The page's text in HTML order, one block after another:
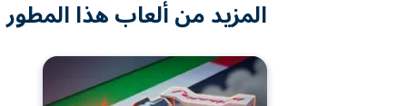
المزيد من ألعاب هذا المطور